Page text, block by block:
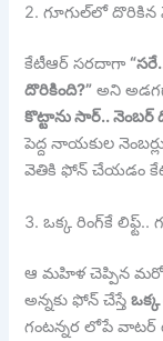
2. గూగుల్‌లో దొరికిన
కేటీఆర్ సరదాగా
దొరికింది?” అని
కొట్టాను సార్.. నెంబర్
పెద్ద నాయకుల
వెతికి ఫోన్ చేయడం
3. ఒక్క రింగ్‌కే
ఆ మహిళ చెప్పిన మరో
అన్నకు ఫోన్ చేస్తేఒక్క
గంటన్నర లోపే వాటర్